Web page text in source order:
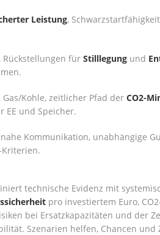
Leistung,
Rückstellungen für Stilllegung und
Kohle, zeitlicher Pfad der CO2-
EE und Speicher.
Kommunikation, unabhängige
technische Evidenz mit
pro investiertem Euro,
bei Ersatzkapazitäten und der
Szenarien helfen, Chancen und